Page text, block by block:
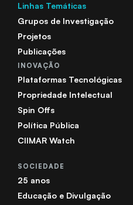
Linhas Temáticas
Grupos de Investigação
Projetos
Publicações
INOVAÇÃO
Plataformas Tecnológicas
Propriedade Intelectual
Spin Offs
Política Pública
CIIMAR Watch
SOCIEDADE
25 anos
Educação e Divulgação